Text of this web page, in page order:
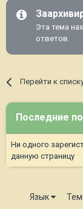
Эта тема
ответов.
Перейти к
Последние
Ни одного
данную страницу
Язык